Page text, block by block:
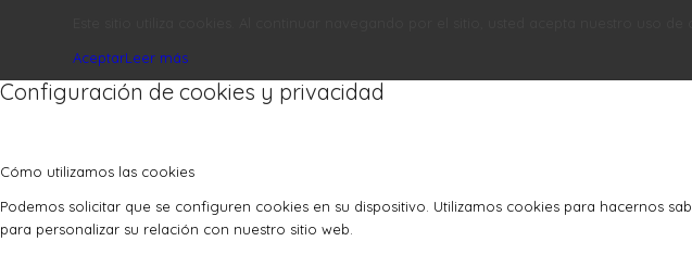
AceptarLeer más
Configuración de cookies y privacidad
Cómo utilizamos las cookies
Podemos solicitar que se configuren cookies en su dispositivo. Utilizamos cookies para hacernos
para personalizar su relación con nuestro sitio web.